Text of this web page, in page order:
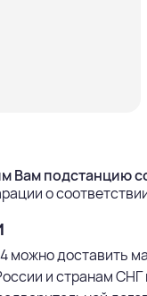
Вам подстанцию
о
доставить
и странам